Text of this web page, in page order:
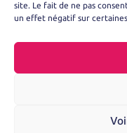
site. Le fait de ne pas
un effet négatif sur
©